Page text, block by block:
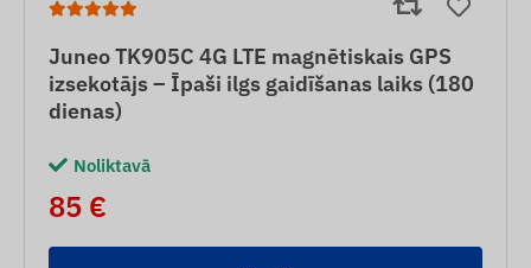
Juneo TK905C 4G LTE magnētiskais GPS
izsekotājs – Īpaši ilgs gaidīšanas laiks (180
dienas)
Noliktavā
85 €